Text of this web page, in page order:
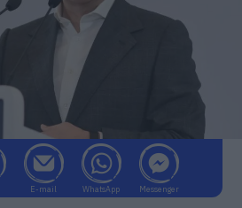
E-mail WhatsApp Messenger